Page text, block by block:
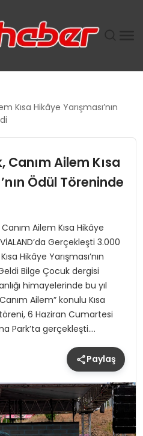
EKONOMIDE KADIN
HEDEF
Kısa Hikâye Yarışması’nın
Canım Ailem Kısa
Ödül Töreninde
Ailem Kısa Hikâye
Gerçekleşti 3.000
Hikâye Yarışması’nın
Bilge Çocuk dergisi
himayelerinde bu yıl
Ailem” konulu Kısa
töreni, 6 Haziran Cumartesi
Park’ta gerçekleşti….
Paylaş